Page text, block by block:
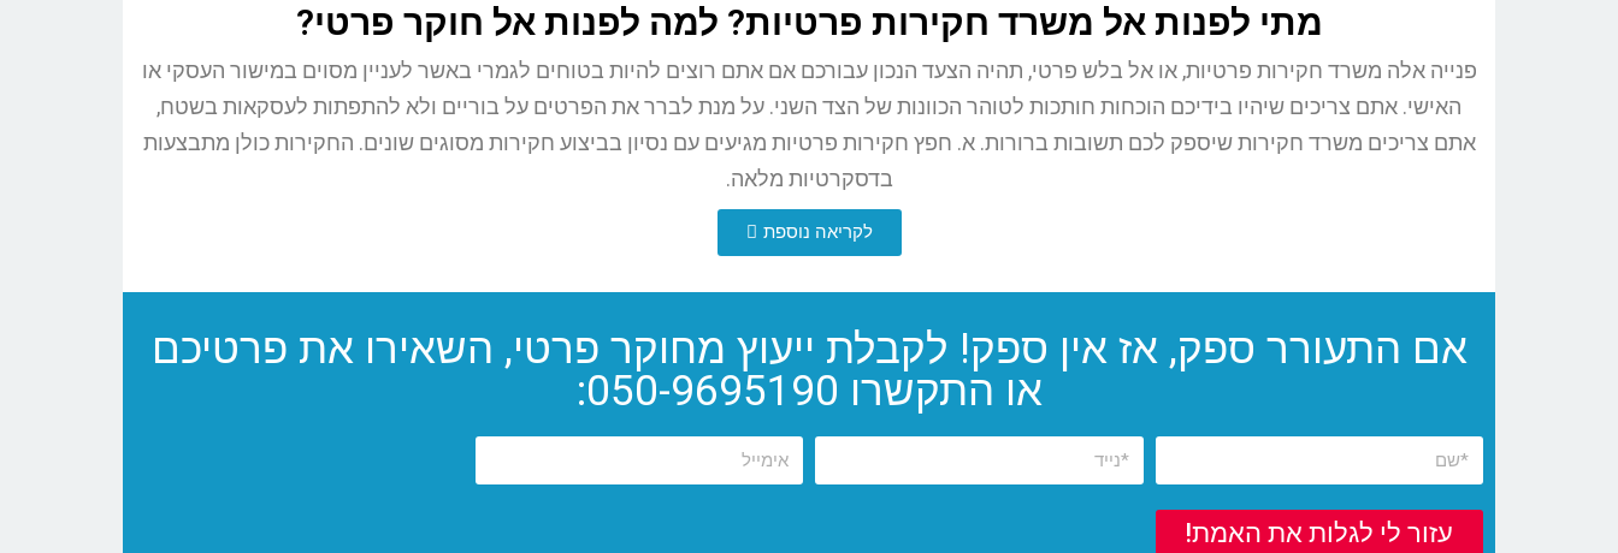
מתי לפנות אל משרד חקירות פרטיות? למה לפנות אל חוקר פרטי?
פנייה אלה משרד חקירות פרטיות, או אל בלש פרטי, תהיה הצעד הנכון עבורכם אם אתם רוצים להיות בטוחים לגמרי באשר לעניין מסוים במישור העסקי או
האישי. אתם צריכים שיהיו בידיכם הוכחות חותכות לטוהר הכוונות של הצד השני. על מנת לברר את הפרטים על בוריים ולא להתפתות לעסקאות בשטח,
אתם צריכים משרד חקירות שיספק לכם תשובות ברורות. א. חפץ חקירות פרטיות מגיעים עם נסיון בביצוע חקירות מסוגים שונים. החקירות כולן מתבצעות
בדסקרטיות מלאה.
לקריאה נוספת
אם התעורר ספק, אז אין ספק! לקבלת ייעוץ מחוקר פרטי, השאירו את פרטיכם
או התקשרו 050-9695190:
עזור לי לגלות את האמת!